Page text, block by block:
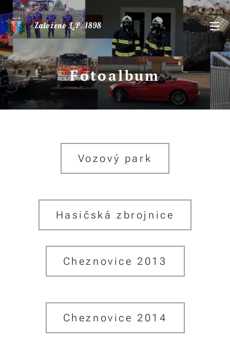
Založeno L.P. 1898
Fotoalbum
Vozový park
Hasičská zbrojnice
Cheznovice 2013
Cheznovice 2014